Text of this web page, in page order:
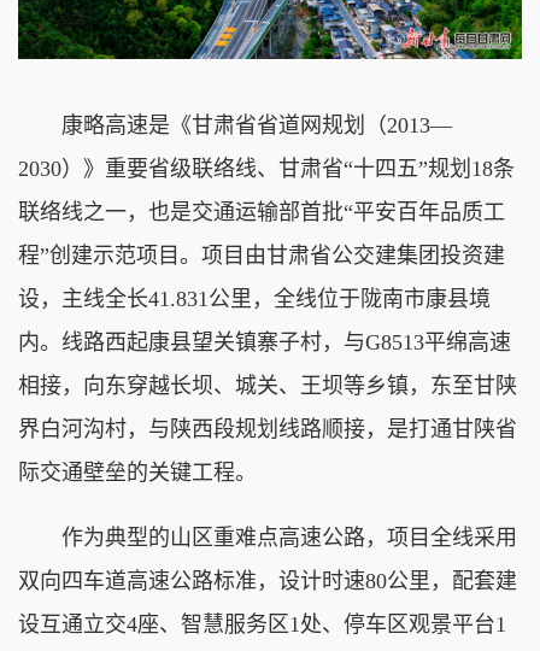
康略高速是《甘肃省省道网规划（2013—
2030）》重要省级联络线、甘肃省“十四五”规划18条
联络线之一，也是交通运输部首批“平安百年品质工
程”创建示范项目。项目由甘肃省公交建集团投资建
设，主线全长41.831公里，全线位于陇南市康县境
内。线路西起康县望关镇寨子村，与G8513平绵高速
相接，向东穿越长坝、城关、王坝等乡镇，东至甘陕
界白河沟村，与陕西段规划线路顺接，是打通甘陕省
际交通壁垒的关键工程。
作为典型的山区重难点高速公路，项目全线采用
双向四车道高速公路标准，设计时速80公里，配套建
设互通立交4座、智慧服务区1处、停车区观景平台1